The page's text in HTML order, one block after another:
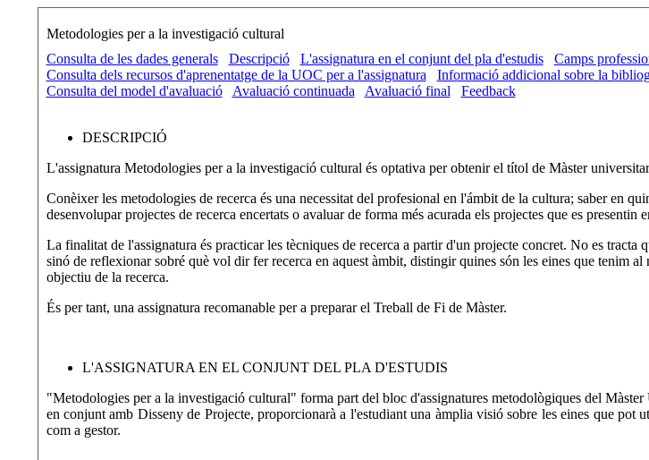
Metodologies per a la investigació cultural
Consulta de les dades generals
Descripció L'assignatura en el conjunt del pla d'estudis Camps
Consulta dels recursos d'aprenentatge de la UOC per a l'assignatura
Informació addicional sobre la
Consulta del model d'avaluació
Avaluació continuada Avaluació final Feedback
DESCRIPCIÓ
L'assignatura Metodologies per a la investigació cultural és optativa per obtenir el títol de Màster
Conèixer les metodologies de recerca és una necessitat del profesional en l'ámbit de la cultura; saber en
desenvolupar projectes de recerca encertats o avaluar de forma més acurada els projectes que es presentin
La finalitat de l'assignatura és practicar les tècniques de recerca a partir d'un projecte concret. No es
sinó de reflexionar sobré què vol dir fer recerca en aquest àmbit, distingir quines són les eines que tenim
objectiu de la recerca.
És per tant, una assignatura recomanable per a preparar el Treball de Fi de Màster.
L'ASSIGNATURA EN EL CONJUNT DEL PLA D'ESTUDIS
"Metodologies per a la investigació cultural" forma part del bloc d'assignatures metodològiques del
en conjunt amb Disseny de Projecte, proporcionarà a l'estudiant una àmplia visió sobre les eines que
com a gestor.